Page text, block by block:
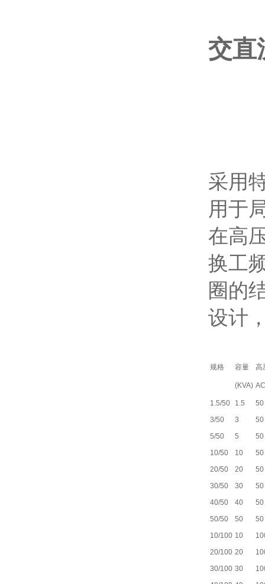
交直
采用
用于
在高
换工
圈的
设计
规格 容量 高
(KVA) AC
1.5/50 1.5
50
3/50
3
50
5/50
5
50
10/50
10
50
20/50
20
50
30/50
30
50
40/50
40
50
50/50
50
50
10/100 10
20/100 20
30/100 30